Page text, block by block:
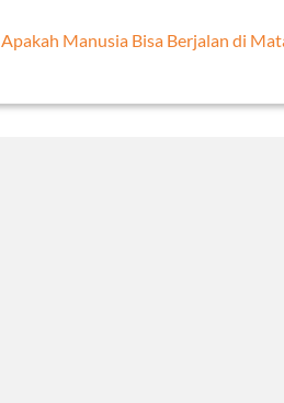
Apakah Manusia Bisa Berjalan di